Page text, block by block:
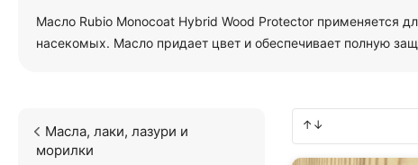
Масло Rubio Monocoat Hybrid Wood Protector применяется
насекомых. Масло придает цвет и обеспечивает полную
Масла, лаки, лазури и
морилки